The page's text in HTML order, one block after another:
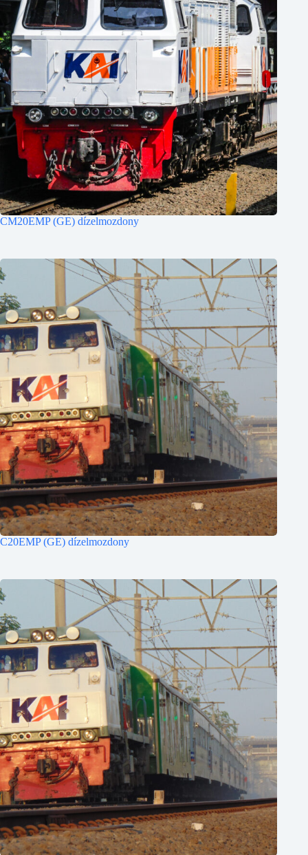
CM20EMP (GE) dízelmozdony
C20EMP (GE) dízelmozdony